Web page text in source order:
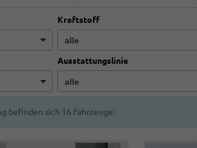
Kraftstoff
Ausstattungslinie
befinden sich 16 Fahrzeuge: